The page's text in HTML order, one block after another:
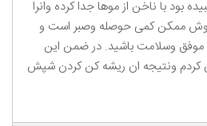
بود با ناخن از موها جدا کرده وانرا
روش ممکن کمی حوصله وصبر است و
موفق وسلامت باشید. در ضمن این
کردم ونتیجه ان ریشه کن کردن شپش